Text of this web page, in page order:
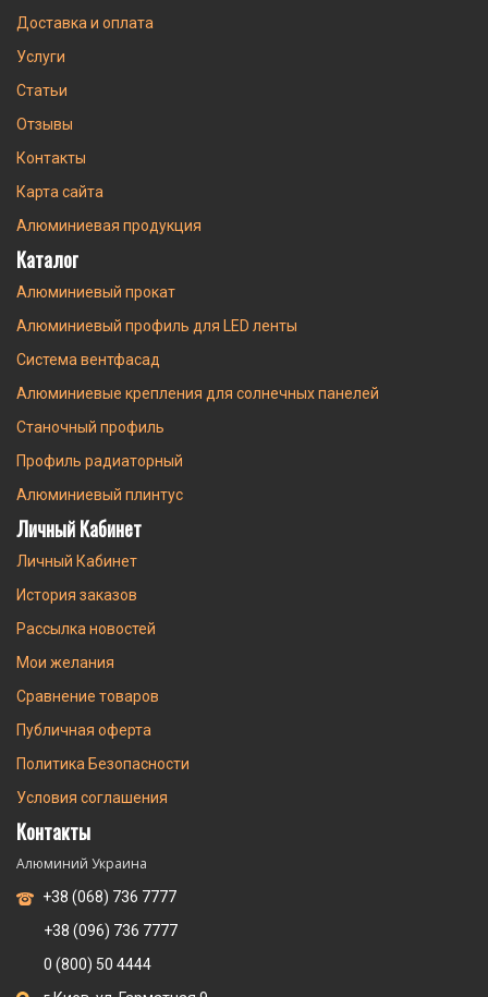
Доставка и оплата
Услуги
Статьи
Отзывы
Контакты
Карта сайта
Алюминиевая продукция
Каталог
Алюминиевый прокат
Алюминиевый профиль для LED ленты
Система вентфасад
Алюминиевые крепления для солнечных панелей
Станочный профиль
Профиль радиаторный
Алюминиевый плинтус
Личный Кабинет
Личный Кабинет
История заказов
Рассылка новостей
Мои желания
Сравнение товаров
Публичная оферта
Политика Безопасности
Условия соглашения
Контакты
Алюминий Украина
+38 (068) 736 7777
+38 (096) 736 7777
0 (800) 50 4444